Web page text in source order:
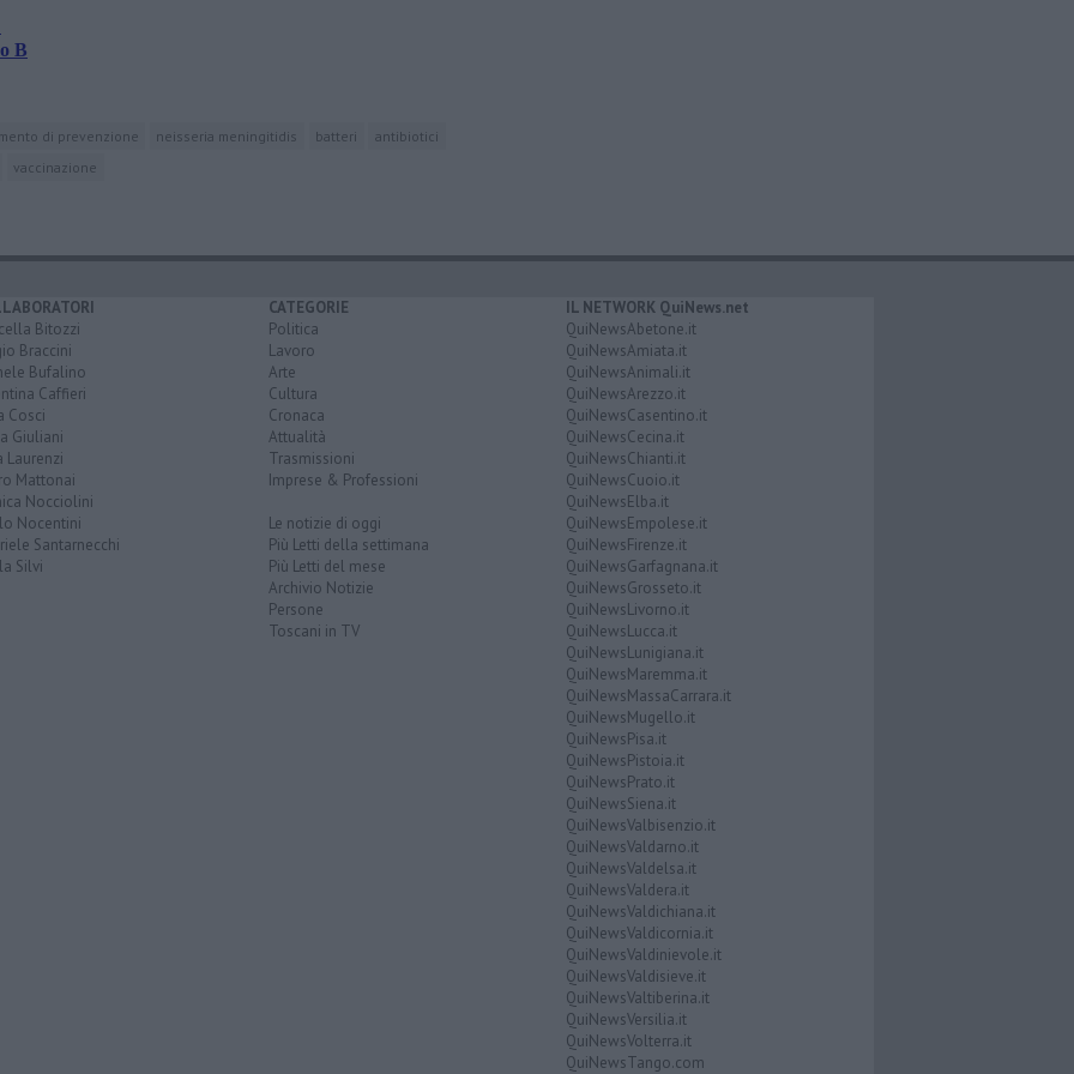
B
di prevenzione neisseria meningitidis batteri
antibiotici
vaccinazione
Bitozzi
Braccini
Bufalino
Caffieri
Cosci
Giuliani
Laurenzi
Mattonai
Nocciolini
Nocentini
Santarnecchi
Silvi
CATEGORIE
Politica
Lavoro
Arte
Cultura
Cronaca
Attualità
Trasmissioni
Imprese & Professioni
Le notizie di oggi
Più Letti della settimana
Più Letti del mese
Archivio Notizie
Persone
Toscani in TV
IL NETWORK QuiNews.net
QuiNewsAbetone.it
QuiNewsAmiata.it
QuiNewsAnimali.it
QuiNewsArezzo.it
QuiNewsCasentino.it
QuiNewsCecina.it
QuiNewsChianti.it
QuiNewsCuoio.it
QuiNewsElba.it
QuiNewsEmpolese.it
QuiNewsFirenze.it
QuiNewsGarfagnana.it
QuiNewsGrosseto.it
QuiNewsLivorno.it
QuiNewsLucca.it
QuiNewsLunigiana.it
QuiNewsMaremma.it
QuiNewsMassaCarrara.it
QuiNewsMugello.it
QuiNewsPisa.it
QuiNewsPistoia.it
QuiNewsPrato.it
QuiNewsSiena.it
QuiNewsValbisenzio.it
QuiNewsValdarno.it
QuiNewsValdelsa.it
QuiNewsValdera.it
QuiNewsValdichiana.it
QuiNewsValdicornia.it
QuiNewsValdinievole.it
QuiNewsValdisieve.it
QuiNewsValtiberina.it
QuiNewsVersilia.it
QuiNewsVolterra.it
QuiNewsTango.com